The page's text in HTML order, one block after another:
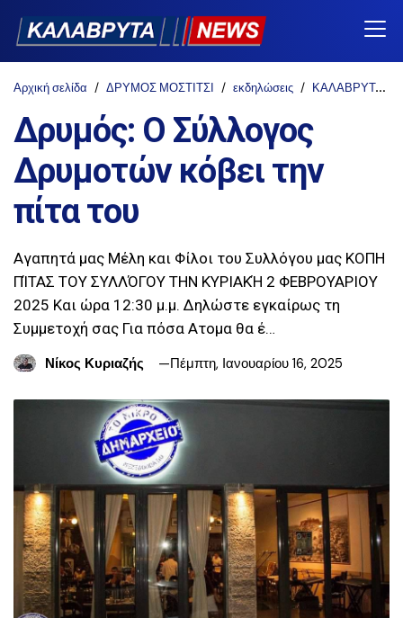
Αρχική σελίδα ΔΡΥΜΟΣ ΜΟΣΤΙΤΣΙ εκδηλώσεις ΚΑΛΑΒΡΥΤΑ
Δρυμός: Ο Σύλλογος
Δρυμοτών κόβει την
πίτα του
Αγαπητά μας Μέλη και Φίλοι του Συλλόγου μας ΚΟΠΗ
ΠΊΤΑΣ ΤΟΥ ΣΥΛΛΌΓΟΥ ΤΗΝ ΚΥΡΙΑΚΉ 2 ΦΕΒΡΟΥΑΡΙΟΥ
2025 Και ώρα 12:30 μ.μ. Δηλώστε εγκαίρως τη
Συμμετοχή σας Για πόσα Ατομα θα έ…
Νίκος Κυριαζής
Πέμπτη, Ιανουαρίου 16, 2025